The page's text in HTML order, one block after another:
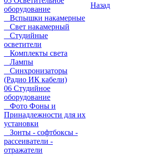
оборудование
Вспышки накамерные
Свет накамерный
Студийные
осветители
Комплекты света
Лампы
Синхронизаторы
(Радио ИК кабели)
06 Студийное
оборудование
Фото Фоны и
Принадлежности для их
установки
Зонты - софтбоксы -
рассеиватели -
отражатели
Назад